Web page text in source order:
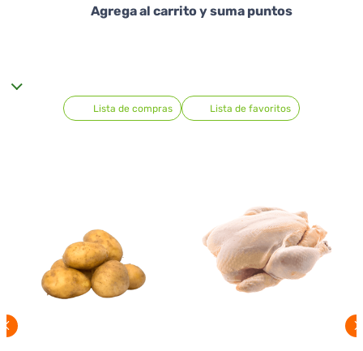
Agrega al carrito y suma puntos
Lista de compras Lista de favoritos